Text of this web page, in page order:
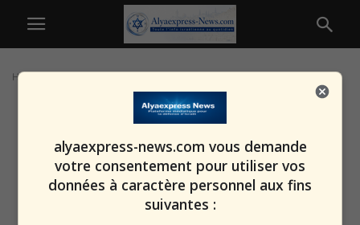
Home
alyaexpress-news.com vous demande
votre consentement pour utiliser vos
données à caractère personnel aux fins
suivantes :